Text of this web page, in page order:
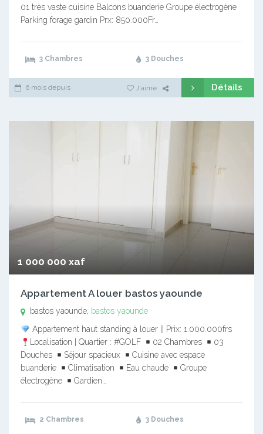
01 très vaste cuisine Balcons buanderie Groupe électrogène
Parking forage gardin Prx: 850.000Fr…
3 Chambres 3 Douches
6 mois depuis J'aime Détails
1 000 000 xaf
Appartement A louer bastos yaounde
bastos yaounde, bastos yaounde
Appartement haut standing à louer || Prix: 1.000.000frs
Localisation | Quartier : #GOLF
02 Chambres
03
Douches
Séjour spacieux
Cuisine avec espace
buanderie
Climatisation Eau chaude
Groupe
électrogène
Gardien…
2 Chambres 3 Douches